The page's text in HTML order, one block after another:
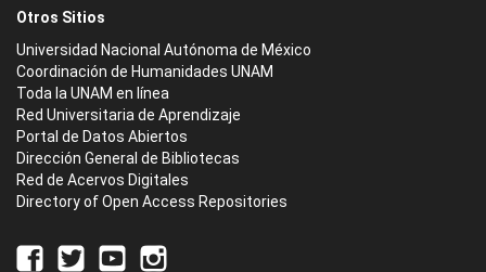
Otros Sitios
Universidad Nacional Autónoma de México
Coordinación de Humanidades UNAM
Toda la UNAM en línea
Red Universitaria de Aprendizaje
Portal de Datos Abiertos
Dirección General de Bibliotecas
Red de Acervos Digitales
Directory of Open Access Repositories